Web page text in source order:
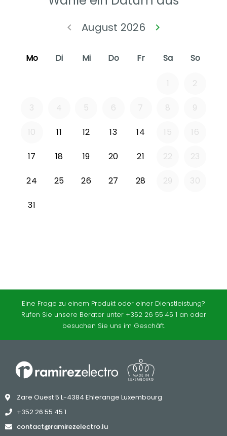
Eine Frage zu einem Produkt oder einer Dienstleistung?
Rufen Sie unsere Berater unter +352 26 55 45 1 an oder
besuchen Sie uns im Geschäft.
Zare Ouest 5 L-4384 Ehlerange Luxembourg
+352 26 55 45 1
contact@ramirezelectro.lu